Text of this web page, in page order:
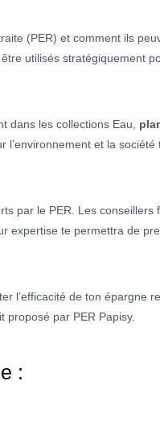
(PER) et comment ils
utilisés stratégiquement
dans les collections Eau,
et la société
par le PER. Les conseillers
expertise te permettra de
l’efficacité de ton épargne
proposé par PER Papisy.
: